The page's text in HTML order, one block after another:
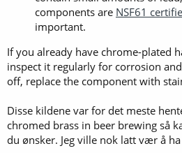
components are NSF61
important.
If you already have chrome-plated
inspect it regularly for corrosion
off, replace the component with
Disse kildene var for det meste
chromed brass in beer brewing så
du ønsker. Jeg ville nok latt vær å